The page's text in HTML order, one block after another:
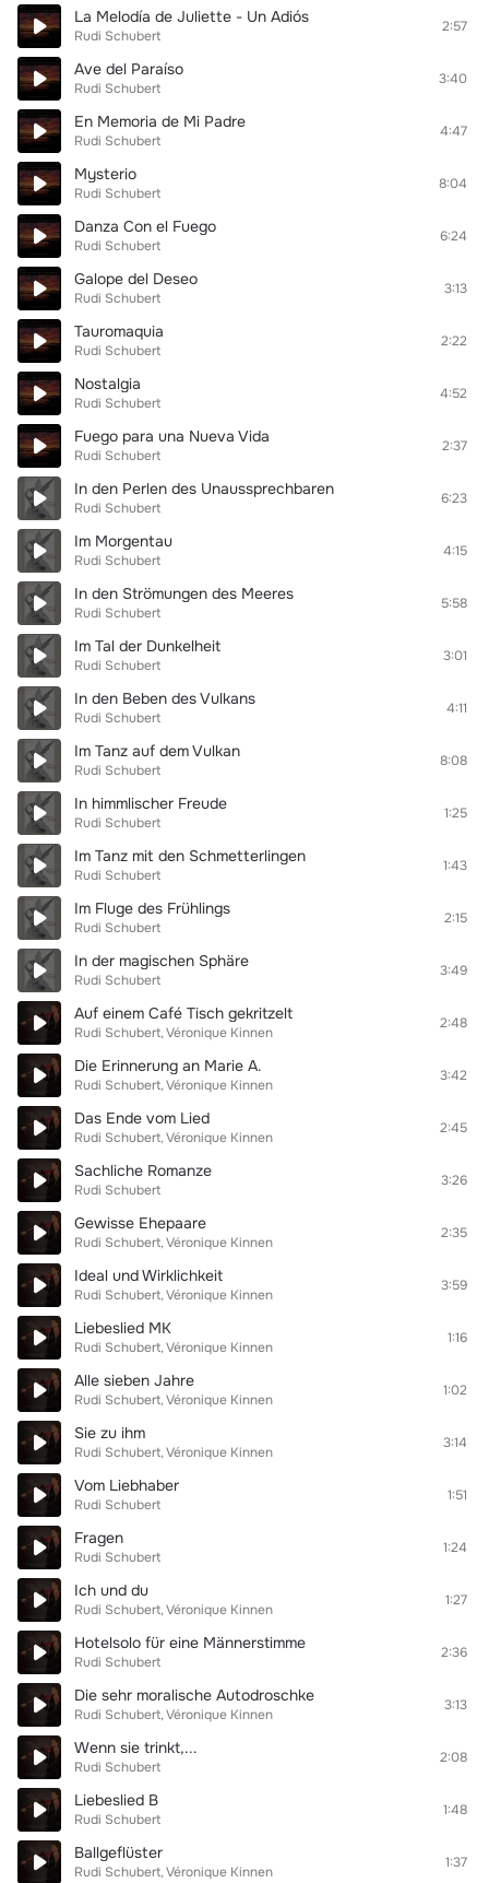
La Melodía de Juliette - Un Adiós
Rudi Schubert
2:57
Ave del Paraíso
Rudi Schubert
3:40
En Memoria de Mi Padre
Rudi Schubert
4:47
Mysterio
Rudi Schubert
8:04
Danza Con el Fuego
Rudi Schubert
6:24
Galope del Deseo
Rudi Schubert
3:13
Tauromaquia
Rudi Schubert
2:22
Nostalgia
Rudi Schubert
4:52
Fuego para una Nueva Vida
Rudi Schubert
2:37
In den Perlen des Unaussprechbaren
Rudi Schubert
6:23
Im Morgentau
Rudi Schubert
4:15
In den Strömungen des Meeres
Rudi Schubert
5:58
Im Tal der Dunkelheit
Rudi Schubert
3:01
In den Beben des Vulkans
Rudi Schubert
4:11
Im Tanz auf dem Vulkan
Rudi Schubert
8:08
In himmlischer Freude
Rudi Schubert
1:25
Im Tanz mit den Schmetterlingen
Rudi Schubert
1:43
Im Fluge des Frühlings
Rudi Schubert
2:15
In der magischen Sphäre
Rudi Schubert
3:49
Auf einem Café Tisch gekritzelt
Rudi Schubert Véronique Kinnen
2:48
Die Erinnerung an Marie A.
Rudi Schubert Véronique Kinnen
3:42
Das Ende vom Lied
Rudi Schubert Véronique Kinnen
2:45
Sachliche Romanze
Rudi Schubert
3:26
Gewisse Ehepaare
Rudi Schubert Véronique Kinnen
2:35
Ideal und Wirklichkeit
Rudi Schubert Véronique Kinnen
3:59
Liebeslied MK
Rudi Schubert Véronique Kinnen
1:16
Alle sieben Jahre
Rudi Schubert Véronique Kinnen
1:02
Sie zu ihm
Rudi Schubert Véronique Kinnen
3:14
Vom Liebhaber
Rudi Schubert
1:51
Fragen
Rudi Schubert
1:24
Ich und du
Rudi Schubert Véronique Kinnen
1:27
Hotelsolo für eine Männerstimme
Rudi Schubert
2:36
Die sehr moralische Autodroschke
Rudi Schubert Véronique Kinnen
3:13
Wenn sie trinkt,...
Rudi Schubert
2:08
Liebeslied B
Rudi Schubert
1:48
Ballgeflüster
Rudi Schubert Véronique Kinnen
1:37